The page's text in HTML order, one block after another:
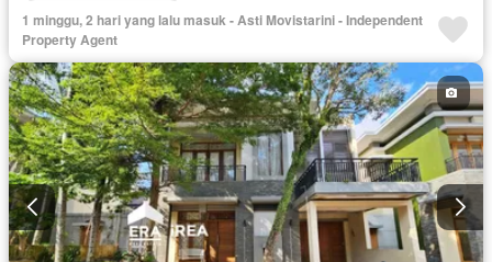
Sebagian perabotan
1 minggu, 2 hari yang lalu masuk - Asti Movistarini - Independent
Property Agent